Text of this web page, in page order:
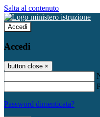
Salta al contenuto
Accedi
Accedi
button close ×
Password dimenticata?